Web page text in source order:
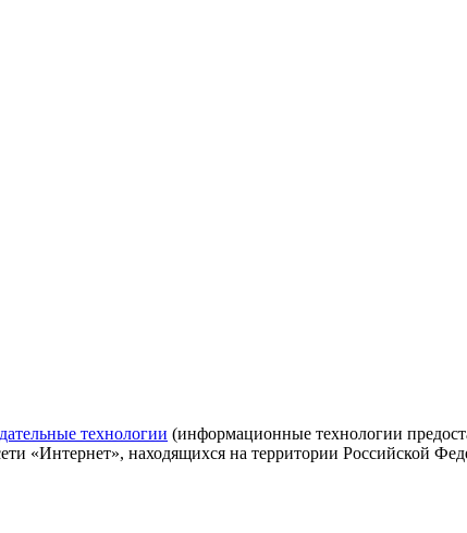
технологии (информационные технологии
«Интернет», находящихся на территории Российской